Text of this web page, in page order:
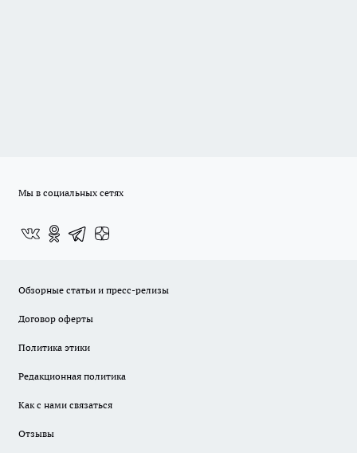
Мы в социальных сетях
Обзорные статьи и пресс-релизы
Договор оферты
Политика этики
Редакционная политика
Как с нами связаться
Отзывы